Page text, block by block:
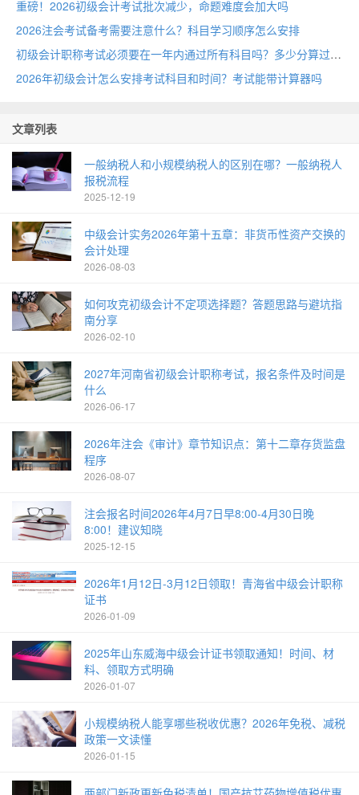
重磅！2026初级会计考试批次减少，命题难度会加大吗
2026注会考试备考需要注意什么？科目学习顺序怎么安排
初级会计职称考试必须要在一年内通过所有科目吗？多少分算过
2026年初级会计怎么安排考试科目和时间？考试能带计算器吗
文章列表
一般纳税人和小规模纳税人的区别在哪？一般纳税人
报税流程
2025-12-19
中级会计实务2026年第十五章：非货币性资产交换的
会计处理
2026-08-03
如何攻克初级会计不定项选择题？答题思路与避坑指
南分享
2026-02-10
2027年河南省初级会计职称考试，报名条件及时间是
什么
2026-06-17
2026年注会《审计》章节知识点：第十二章存货监盘
程序
2026-08-07
注会报名时间2026年4月7日早8:00-4月30日晚
8:00！建议知晓
2025-12-15
2026年1月12日-3月12日领取！青海省中级会计职称
证书
2026-01-09
2025年山东威海中级会计证书领取通知！时间、材
料、领取方式明确
2026-01-07
小规模纳税人能享哪些税收优惠？2026年免税、减税
政策一文读懂
2026-01-15